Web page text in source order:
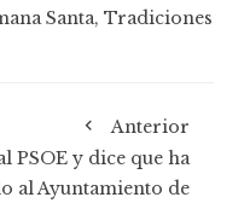
Santa, Tradiciones
Anterior
PSOE y dice que ha
al Ayuntamiento de